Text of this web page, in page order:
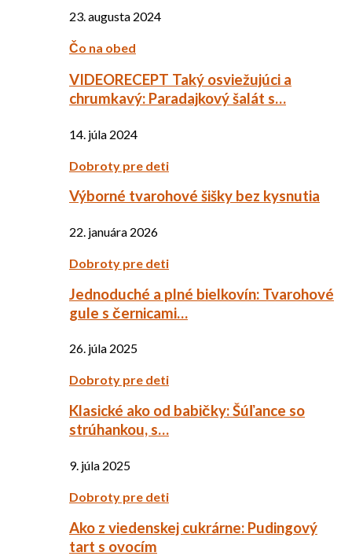
23. augusta 2024
Čo na obed
VIDEORECEPT Taký osviežujúci a
chrumkavý: Paradajkový šalát s…
14. júla 2024
Dobroty pre deti
Výborné tvarohové šišky bez kysnutia
22. januára 2026
Dobroty pre deti
Jednoduché a plné bielkovín: Tvarohové
gule s černicami…
26. júla 2025
Dobroty pre deti
Klasické ako od babičky: Šúľance so
strúhankou, s…
9. júla 2025
Dobroty pre deti
Ako z viedenskej cukrárne: Pudingový
tart s ovocím